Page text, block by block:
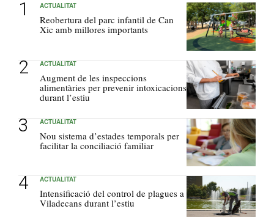
ACTUALITAT
Reobertura del parc infantil de Can
Xic amb millores importants
ACTUALITAT
Augment de les inspeccions
alimentàries per prevenir intoxicacions
durant l’estiu
ACTUALITAT
Nou sistema d’estades temporals per
facilitar la conciliació familiar
ACTUALITAT
Intensificació del control de plagues a
Viladecans durant l’estiu